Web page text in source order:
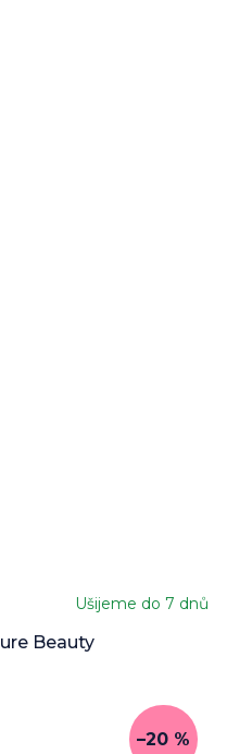
Beauty
Ušijeme do 7 dnů
–20 %